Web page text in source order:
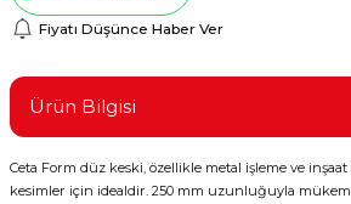
Fiyatı Düşünce Haber Ver
Ürün Bilgisi
Ceta Form düz keski, özellikle metal işleme ve
kesimler için idealdir. 250 mm uzunluğuyla